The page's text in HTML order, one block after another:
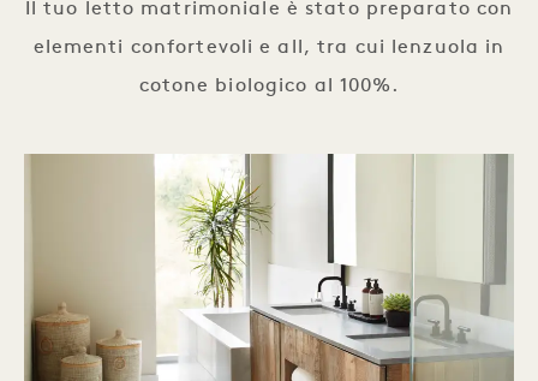
Il tuo letto matrimoniale è stato preparato con
elementi confortevoli e all, tra cui lenzuola in
cotone biologico al 100%.